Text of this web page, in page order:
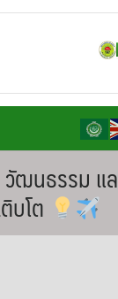
นธรรม แล
บโต